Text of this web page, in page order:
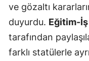
ve gözaltı
duyurdu. Eğitim-İş
tarafından
farklı statülerle